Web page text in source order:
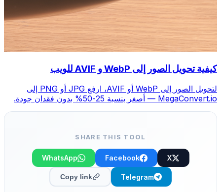
كيفية تحويل الصور إلى WebP و AVIF للويب
لتحويل الصور إلى WebP أو AVIF، ارفع JPG أو PNG إلى
MegaConvert.io — أصغر بنسبة 25-50% بدون فقدان جودة.
SHARE THIS TOOL
X
Facebook
WhatsApp
Telegram
Copy link